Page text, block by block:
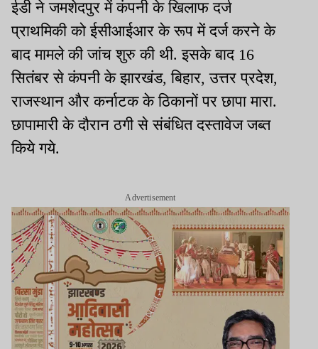
ईडी ने जमशेदपुर में कंपनी के खिलाफ दर्ज
प्राथमिकी को ईसीआईआर के रूप में दर्ज करने के
बाद मामले की जांच शुरु की थी. इसके बाद 16
सितंबर से कंपनी के झारखंड, बिहार, उत्तर प्रदेश,
राजस्थान और कर्नाटक के ठिकानों पर छापा मारा.
छापामारी के दौरान ठगी से संबंधित दस्तावेज जब्त
किये गये.
Advertisement